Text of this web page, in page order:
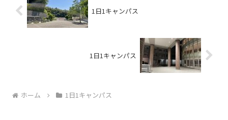
1日1キャンパス
1日1キャンパス
ホーム 1日1キャンパス